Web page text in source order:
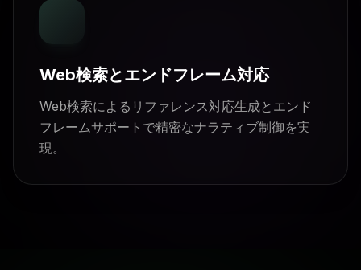
Web検索とエンドフレーム対応
Web検索によるリファレンス対応生成とエンド
フレームサポートで精密なナラティブ制御を実
現。